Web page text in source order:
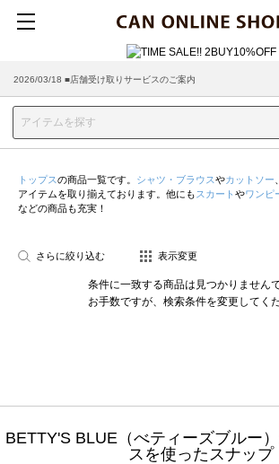
2026/03/18 ■店舗受け取りサービスのご案内
トップスの商品一覧です。 シャツ・ブラウスやカットソー
アイテムを取り揃えております。他にも スカート やワンピ
などの商品も充実！
さらに絞り込む 表示変更
条件に一致する商品は見つかりませんで
お手数ですが、検索条件を変更してくだ
BETTY'S BLUE（べティーズブルー
スを使ったスナップ